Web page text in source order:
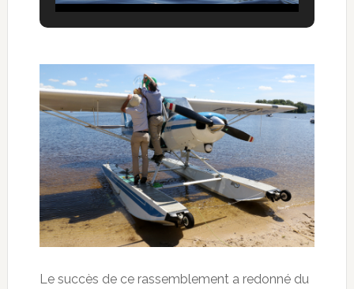
Le succès de ce rassemblement a redonné du